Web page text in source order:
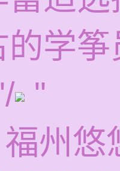
学筝
"
州悠